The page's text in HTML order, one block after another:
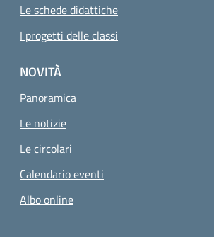
Le schede didattiche
I progetti delle classi
NOVITÀ
Panoramica
Le notizie
Le circolari
Calendario eventi
Albo online